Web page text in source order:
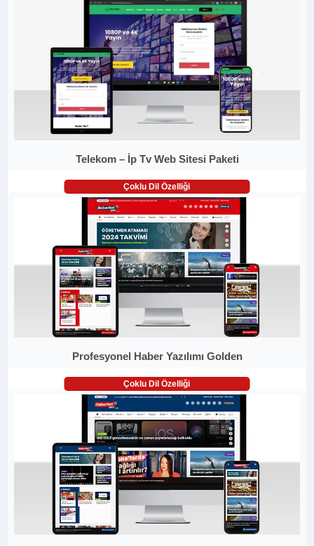
Telekom – İp Tv Web Sitesi Paketi
Çoklu Dil Özelliği
Profesyonel Haber Yazılımı Golden
Çoklu Dil Özelliği